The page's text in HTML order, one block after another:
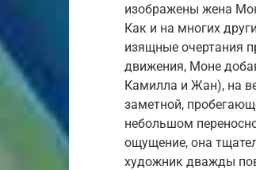
изображены жена
Как и на многих
изящные очертания
движения, Моне
Камилла и Жан), на
заметной,
небольшом
ощущение, она
художник дважды